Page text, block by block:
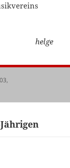
helge
,